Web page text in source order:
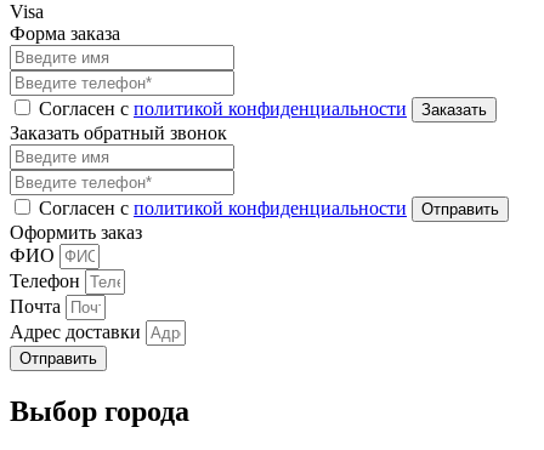
Visa
Форма заказа
Согласен с политикой конфиденциальности
Заказать обратный звонок
Согласен с политикой конфиденциальности
Оформить заказ
ФИО
Телефон
Почта
Адрес доставки
Отправить
Выбор города